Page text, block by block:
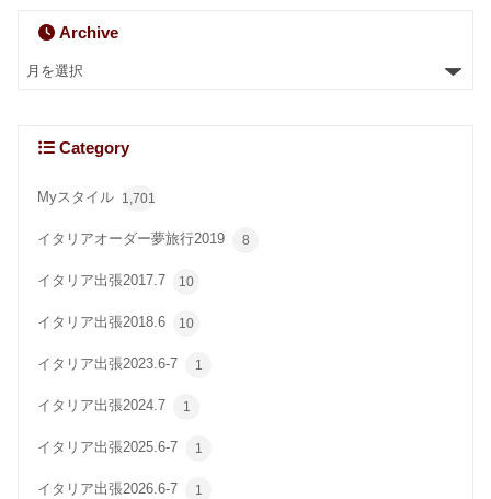
Archive
Category
Myスタイル 1,701
イタリアオーダー夢旅行2019 8
イタリア出張2017.7 10
イタリア出張2018.6 10
イタリア出張2023.6-7 1
イタリア出張2024.7 1
イタリア出張2025.6-7 1
イタリア出張2026.6-7 1